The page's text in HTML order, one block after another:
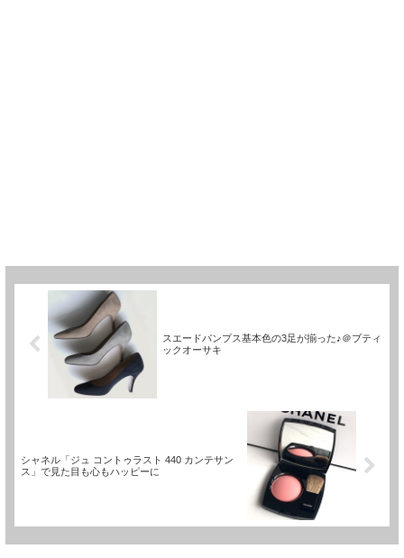
スエードパンプス基本色の3足が揃った♪＠ブティ
ックオーサキ
シャネル「ジュ コントゥラスト 440 カンテサン
ス」で見た目も心もハッピーに